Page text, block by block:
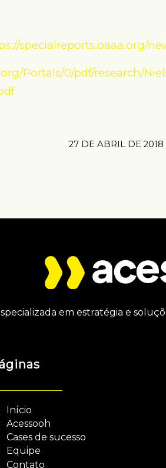
specialreports.oaaa.org/
Portals/0/pdf/research/
27 DE ABRIL DE 2018
em estratégia e
Início
Acessooh
Cases de sucesso
Equipe
Contato